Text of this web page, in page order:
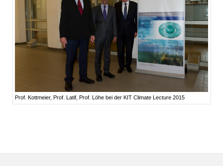
Prof. Kottmeier, Prof. Latif, Prof. Löhe bei der KIT Climate Lecture 2015